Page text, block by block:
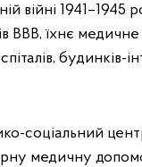
війні 1941–1945
ВВВ, їхнє
будинків-
соціальний
медичну